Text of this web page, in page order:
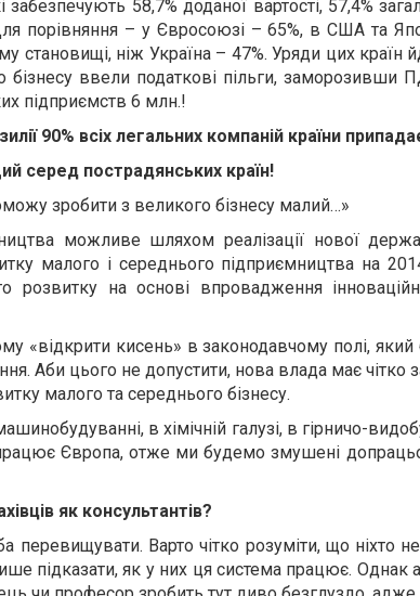
58,7% доданої вартості, 57,4%
порівняння – у Євросоюзі – 65%, в США та
становищі, ніж Україна – 47%. Уряди цих
бізнесу ввели податкові пільги, заморозивши
підприємств 6 млн.!
90% всіх легальних компаній країни
серед пострадянських країн!
зробити з великого бізнесу малий…»
можливе шляхом реалізації нової
малого і середнього підприємництва на
на основі впровадження
«відкрити кисень» в законодавчому полі,
Аби цього не допустити, нова влада має
малого та середнього бізнесу.
в хімічній галузі, в гірничо-
Європа, отже ми будемо змушені
як консультантів?
перевищувати. Варто чітко розуміти, що
підказати, як у них ця система працює. Однак